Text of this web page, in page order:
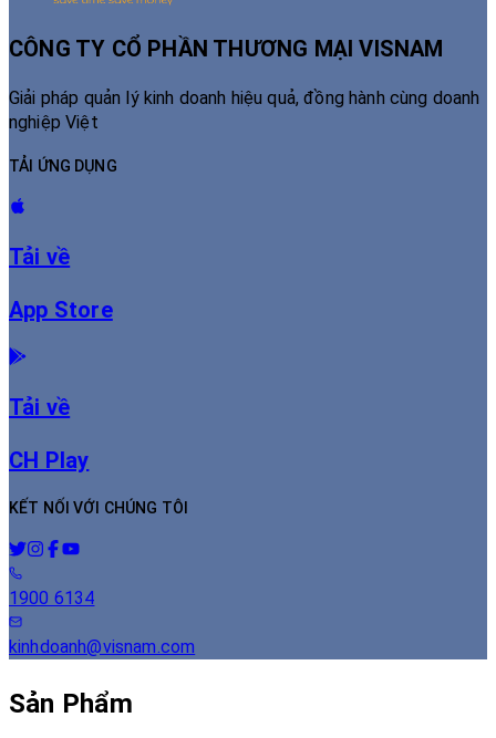
CÔNG TY CỔ PHẦN THƯƠNG MẠI VISNAM
Giải pháp quản lý kinh doanh hiệu quả, đồng hành cùng doanh
nghiệp Việt
TẢI ỨNG DỤNG
Tải về
App Store
Tải về
CH Play
KẾT NỐI VỚI CHÚNG TÔI
1900 6134
kinhdoanh@visnam.com
Sản Phẩm